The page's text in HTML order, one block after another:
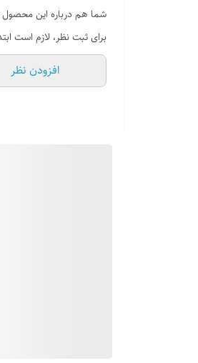
شما هم درباره این محصول
برای ثبت نظر، لازم است
افزودن نظر